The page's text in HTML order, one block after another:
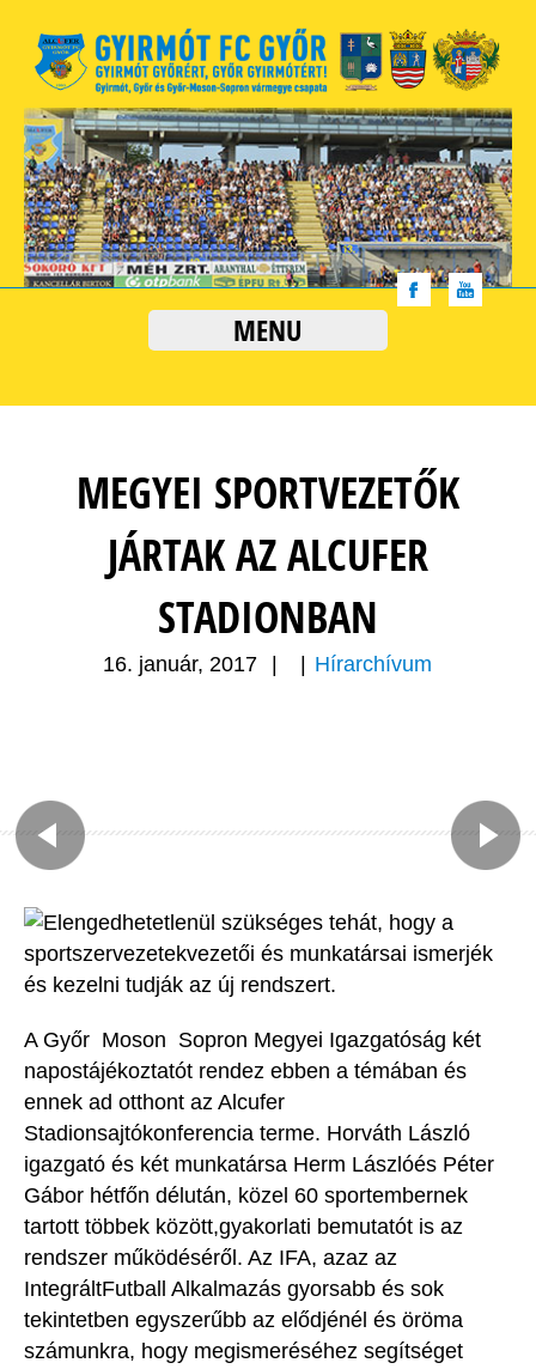
MENU
MEGYEI SPORTVEZETŐK
JÁRTAK AZ ALCUFER
STADIONBAN
16. január, 2017 Hírarchívum
Elengedhetetlenül szükséges tehát, hogy a
sportszervezetekvezetői és munkatársai ismerjék
és kezelni tudják az új rendszert.
A Győr  Moson  Sopron Megyei Igazgatóság két
napostájékoztatót rendez ebben a témában és
ennek ad otthont az Alcufer
Stadionsajtókonferencia terme. Horváth László
igazgató és két munkatársa Herm Lászlóés Péter
Gábor hétfőn délután, közel 60 sportembernek
tartott többek között,gyakorlati bemutatót is az
rendszer működéséről. Az IFA, azaz az
IntegráltFutball Alkalmazás gyorsabb és sok
tekintetben egyszerűbb az elődjénél és öröma
számunkra, hogy megismeréséhez segítséget